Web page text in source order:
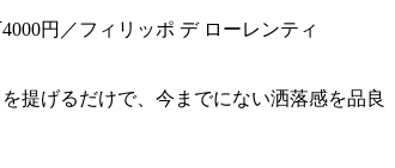
円／フィリッポ デ ローレンティ
提げるだけで、今までにない洒落感を品良